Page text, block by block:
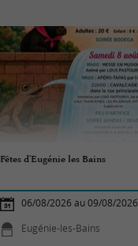
Fêtes d'Eugénie les Bains
06/08/2026 au 09/08/2026
Eugénie-les-Bains